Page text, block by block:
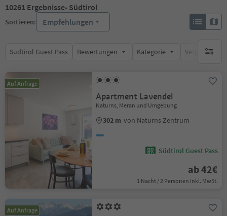
10261 Ergebnisse- Südtirol
Sortieren: Empfehlungen
Südtirol Guest Pass Bewertungen Kategorie keine
Auf Anfrage
Apartment Lavendel
Naturns, Meran und Umgebung
302 m von Naturns Zentrum
Südtirol Guest Pass
ab 42€
1 Nacht / 2 Personen Inkl. MwSt.
Auf Anfrage